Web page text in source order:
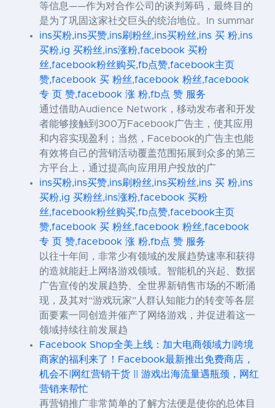
等信息——作为对合作公司的谈判筹码，最终目的
是为了巩固这家社交巨头的统治地位。In summar
ins买粉,ins买赞,ins刷粉丝,ins买粉丝,ins 买 粉,ins
买粉,ig 买粉丝,ins涨粉,facebook 买粉
丝,facebook粉丝购买,fb点赞,facebook主页
赞,facebook 买 粉丝,facebook 粉丝,facebook
专 页 赞,facebook 涨 粉,fb点 赞 服务
通过借助Audience Network，移动发布者和开发
者能够接触到300万Facebook广告主，使其应用
和内容实现盈利；当然，Facebook的广告主也能
有效将自己的营销活动覆盖范围拓展到众多的第三
方平台上，通过提高向应用用户投放的广
ins买粉,ins买赞,ins刷粉丝,ins买粉丝,ins 买 粉,ins
买粉,ig 买粉丝,ins涨粉,facebook 买粉
丝,facebook粉丝购买,fb点赞,facebook主页
赞,facebook 买 粉丝,facebook 粉丝,facebook
专 页 赞,facebook 涨 粉,fb点 赞 服务
以往十年间，非常少有领域的发展趋势速率和获得
的造就能赶上网络游戏领域。智能机的兴起、数据
广告宣传的发展趋势、全世界新销售市场的不断涌
现，及其对“游戏玩家”人群认知能力的转变等各层
面要素一同创造并催产了网络游戏，并促进着这一
领域持续往前发展趋
Facebook Shop全美上线：加大电商领域力|跨境
商家的福利来了！Facebook最新推出免费商店，
机会不|网红营销干货 || 游戏出海流量遇瓶颈，网红
营销来帮忙
再营销推广非常简单的了解方法便是使你的总体目